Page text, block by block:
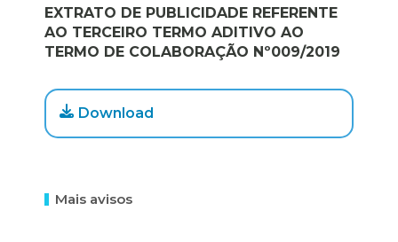
EXTRATO DE PUBLICIDADE REFERENTE
AO TERCEIRO TERMO ADITIVO AO
TERMO DE COLABORAÇÃO Nº009/2019
Download
Mais avisos